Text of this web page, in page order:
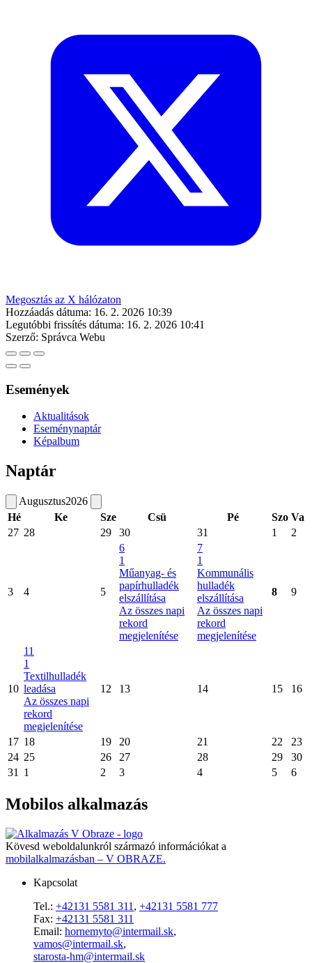
Megosztás az X hálózaton
Hozzáadás dátuma: 16. 2. 2026 10:39
Legutóbbi frissítés dátuma: 16. 2. 2026 10:41
Szerző: Správca Webu
Események
Aktualitások
Eseménynaptár
Képalbum
Naptár
Augusztus2026
Hé
Ke Sze Csü Pé Szo Va
27 28 29 30 31 1 2
3 4 5
6
1
Műanyag- és
papírhulladék
elszállítása
Az összes napi
rekord
megjelenítése
7
1
Kommunális
hulladék
elszállítása
Az összes napi
rekord
megjelenítése
8 9
10
11
1
Textilhulladék
leadása
Az összes napi
rekord
megjelenítése
12 13 14 15 16
17 18 19 20 21 22
23
24 25 26 27 28 29
30
31
1 2 3 4 5 6
Mobilos alkalmazás
Kövesd weboldalunkról származó információkat a
mobilalkalmazásban – V OBRAZE.
Kapcsolat
Tel.: +42131 5581 311 , +42131 5581 777
Fax: +42131 5581 311
Email: hornemyto@intermail.sk,
vamos@intermail.sk,
starosta-hm@intermail.sk